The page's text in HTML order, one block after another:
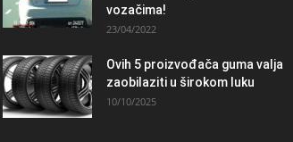
vozačima!
23/04/2022
Ovih 5 proizvođača guma valja
zaobilaziti u širokom luku
10/10/2025